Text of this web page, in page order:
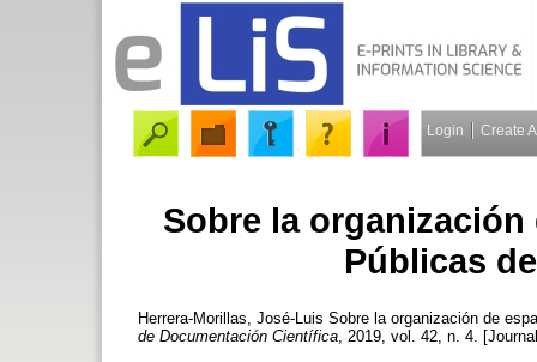
Login Create
Sobre la
Públicas
Herrera-Morillas, José-Luis Sobre la organización de
de Documentación Científica , 2019, vol. 42, n. 4.